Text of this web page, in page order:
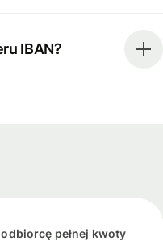
IBAN?
pełnej kwoty